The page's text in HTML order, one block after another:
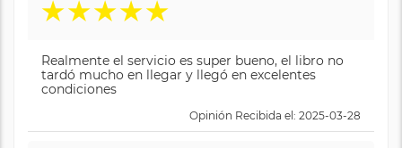
★★★★★
Realmente el servicio es super bueno, el libro no
tardó mucho en llegar y llegó en excelentes
condiciones
Opinión Recibida el: 2025-03-28